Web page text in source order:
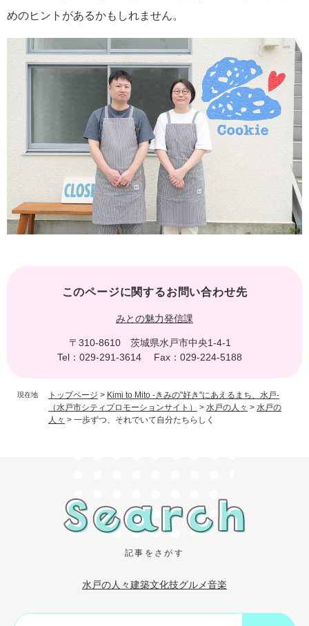
めのヒントがあるかもしれません。
このページに関するお問い合わせ先
みとの魅力発信課
〒310-8610
茨城県水戸市中央1-4-1
Tel：029-291-3614
Fax：029-224-5188
現在地 トップページ > Kimi to Mito -きみの"好き"にあえるまち、水戸-
（水戸市シティプロモーションサイト）
> 水戸の人々 > 水戸の
人々 > 一歩ずつ、それでいて自分たちらしく
記事をさがす
水戸の人々建築文化技グルメ音楽
G